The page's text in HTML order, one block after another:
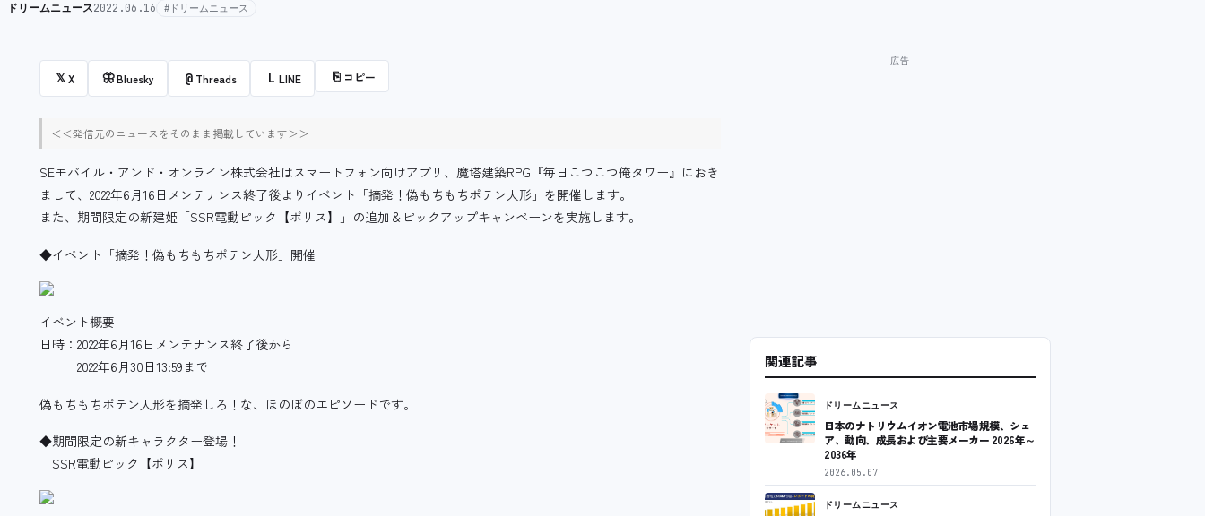
ドリームニュース2022.06.16 #ドリームニュース
𝕏X 🦋Bluesky @ Threads L LINE ⎘ コピー
＜＜発信元のニュースをそのまま掲載しています＞＞
SEモバイル・アンド・オンライン株式会社はスマートフォン向けアプリ、魔塔建築RPG『毎日こつこつ俺タワー』におき
まして、2022年6月16日メンテナンス終了後よりイベント「摘発！偽もちもちポテン人形」を開催します。
また、期間限定の新建姫「SSR電動ピック【ポリス】」の追加＆ピックアップキャンペーンを実施します。
◆イベント「摘発！偽もちもちポテン人形」開催
イベント概要
日時：2022年6月16日メンテナンス終了後から
2022年6月30日13:59まで
偽もちもちポテン人形を摘発しろ！な、ほのぼのエピソードです。
◆期間限定の新キャラクター登場！
SSR電動ピック【ポリス】
関連記事
ドリームニュース
日本のナトリウムイオン電池市場規模、シェ
ア、動向、成長および主要メーカー 2026年～
2036年
2026.05.07
ドリームニュース